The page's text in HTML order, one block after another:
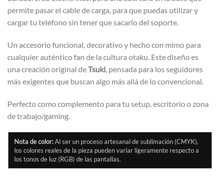
permite pasar el cable de carga, para que puedas utilizar y
cargar tu teléfono sin tener que sacarlo del soporte.
Un accesorio funcional, decorativo y hecho con mimo para
cualquier auténtico fan de la cultura otaku. Este diseño es
una creación original deTsuki, pensada para los seguidores
más exigentes que buscan algo más allá de lo convencional.
Perfecto como complemento para tu setup, escritorio o zona
de trabajo/gaming.
Nota de color:Al ser un proceso artesanal de sublimación (CMYK),
los colores reales de la pieza pueden variar ligeramente respecto a
los tonos de luz (RGB) de las pantallas.